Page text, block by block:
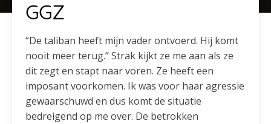
GGZ
“De taliban heeft mijn vader ontvoerd. Hij komt
nooit meer terug.” Strak kijkt ze me aan als ze
dit zegt en stapt naar voren. Ze heeft een
imposant voorkomen. Ik was voor haar agressie
gewaarschuwd en dus komt de situatie
bedreigend op me over. De betrokken